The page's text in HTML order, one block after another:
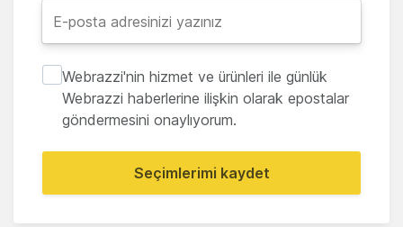
Webrazzi'nin hizmet ve ürünleri ile günlük
Webrazzi haberlerine ilişkin olarak epostalar
göndermesini onaylıyorum.
Seçimlerimi kaydet